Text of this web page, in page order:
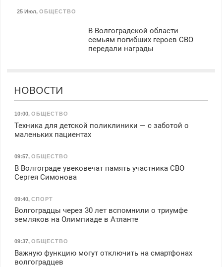
25 Июл, ОБЩЕСТВО
В Волгоградской области
семьям погибших героев СВО
передали награды
НОВОСТИ
10:00, ОБЩЕСТВО
Техника для детской поликлиники — с заботой о
маленьких пациентах
09:57, ОБЩЕСТВО
В Волгограде увековечат память участника СВО
Сергея Симонова
09:40, СПОРТ
Волгоградцы через 30 лет вспомнили о триумфе
земляков на Олимпиаде в Атланте
09:37, ОБЩЕСТВО
Важную функцию могут отключить на смартфонах
волгоградцев